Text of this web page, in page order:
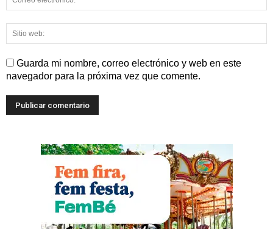
Guarda mi nombre, correo electrónico y web en este
navegador para la próxima vez que comente.